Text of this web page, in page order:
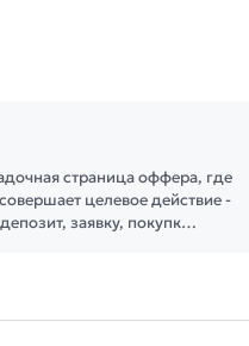
страница оффера, где
целевое действие -
заявку, покупк…